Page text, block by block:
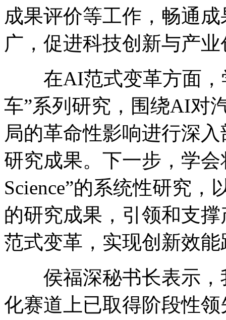
成果评价等工作，畅通
广，促进科技创新与产
在AI范式变革方面，
车”系列研究，围绕AI对
局的革命性影响进行深
研究成果。下一步，学
Science”的系统性研究
的研究成果，引领和支
范式变革，实现创新效能
侯福深秘书长表示，
化赛道上已取得阶段性